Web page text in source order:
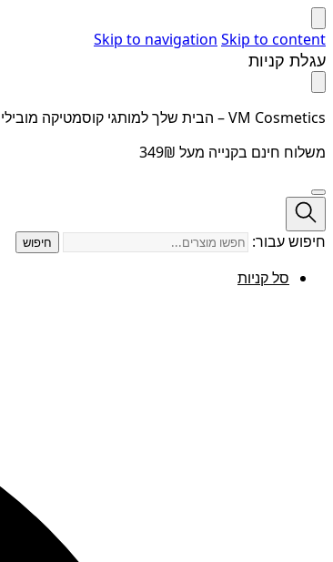
Skip to navigation Skip to content
עגלת קניות
VM Cosmetics – הבית שלך למותגי קוסמטיקה מובילים
משלוח חינם בקנייה מעל 349₪
חיפוש עבור: חיפוש
סל קניות